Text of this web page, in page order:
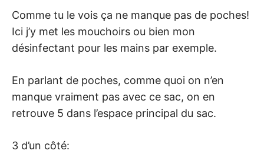
Comme tu le vois ça ne manque pas de poches!
Ici j’y met les mouchoirs ou bien mon
désinfectant pour les mains par exemple.
En parlant de poches, comme quoi on n’en
manque vraiment pas avec ce sac, on en
retrouve 5 dans l’espace principal du sac.
3 d’un côté: